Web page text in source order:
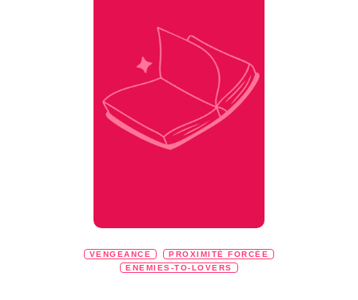
VENGEANCE
PROXIMITÉ FORCÉE
ENEMIES-TO-LOVERS